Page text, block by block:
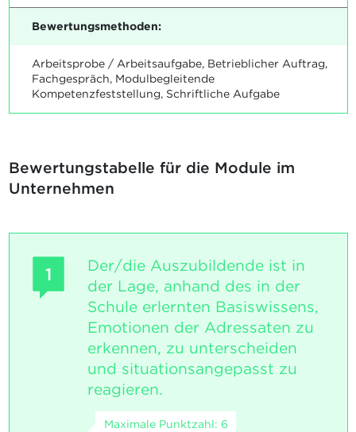
Bewertungsmethoden:
Arbeitsprobe / Arbeitsaufgabe, Betrieblicher Auftrag,
Fachgespräch, Modulbegleitende
Kompetenzfeststellung, Schriftliche Aufgabe
Bewertungstabelle für die Module im
Unternehmen
1
Der/die Auszubildende ist in
der Lage, anhand des in der
Schule erlernten Basiswissens,
Emotionen der Adressaten zu
erkennen, zu unterscheiden
und situationsangepasst zu
reagieren.
Maximale Punktzahl: 6